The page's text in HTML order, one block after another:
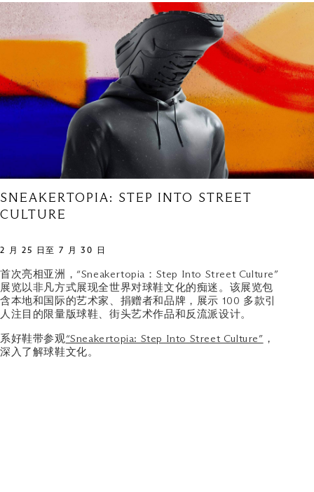
SNEAKERTOPIA: STEP INTO STREET
CULTURE
2 月 25 日至 7 月 30 日
首次亮相亚洲，“Sneakertopia：Step Into Street Culture”
展览以非凡方式展现全世界对球鞋文化的痴迷。该展览包
含本地和国际的艺术家、捐赠者和品牌，展示 100 多款引
人注目的限量版球鞋、街头艺术作品和反流派设计。
系好鞋带参观“Sneakertopia: Step Into Street Culture” ，
深入了解球鞋文化。